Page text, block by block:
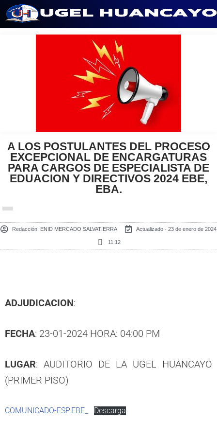
A LOS POSTULANTES DEL PROCESO
EXCEPCIONAL DE ENCARGATURAS
PARA CARGOS DE ESPECIALISTA DE
EDUACION Y DIRECTIVOS 2024 EBE,
EBA.
Redacción: ENID MERCADO SALVATIERRA Actualizado - 23 de enero de 2024
11:12
ADJUDICACION:
FECHA: 23-01-2024 HORA: 04:00 PM
LUGAR: AUDITORIO DE LA UGEL HUANCAYO
(PRIMER PISO)
COMUNICADO-ESP.EBE_ Descarga